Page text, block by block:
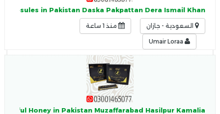
Capsules in Pakistan Daska Pakpattan Dera Ismail Khan
السعودية - جازان منذ 1 ساعة
Honey in Pakistan Muzaffarabad Hasilpur Kamalia